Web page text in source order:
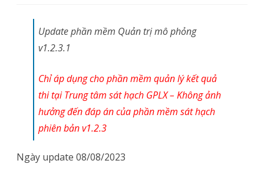
Cập
phần
mềm
Quản
Update phần mềm Quản trị mô phỏng
v1.2.3.1
Chỉ áp dụng cho phần mềm quản lý kết quả
thi tại Trung tâm sát hạch GPLX – Không ảnh
hưởng đến đáp án của phần mềm sát hạch
phiên bản v1.2.3
Ngày update 08/08/2023